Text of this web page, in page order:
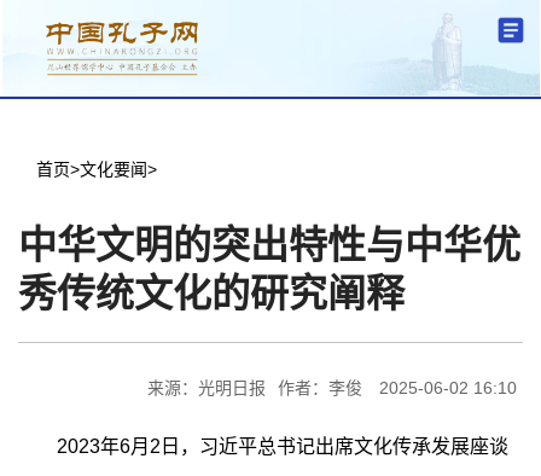
首页>文化要闻>
中华文明的突出特性与中华优
秀传统文化的研究阐释
来源：光明日报 作者：李俊 2025-06-02 16:10
2023年6月2日，习近平总书记出席文化传承发展座谈